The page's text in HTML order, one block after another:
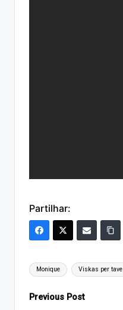
Partilhar:
Tags:
Monique Viskas per tave
Post
Previous Post